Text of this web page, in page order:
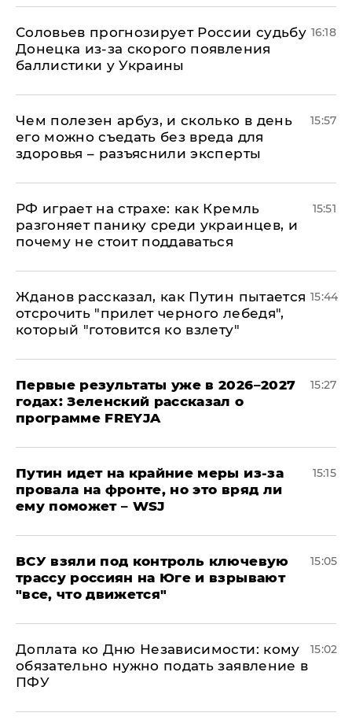
Соловьев прогнозирует России судьбу
Донецка из-за скорого появления
баллистики у Украины
16:18
Чем полезен арбуз, и сколько в день
его можно съедать без вреда для
здоровья – разъяснили эксперты
15:57
РФ играет на страхе: как Кремль
разгоняет панику среди украинцев, и
почему не стоит поддаваться
15:51
Жданов рассказал, как Путин пытается
отсрочить "прилет черного лебедя",
который "готовится ко взлету"
15:44
Первые результаты уже в 2026–2027
годах: Зеленский рассказал о
программе FREYJA
15:27
Путин идет на крайние меры из-за
провала на фронте, но это вряд ли
ему поможет – WSJ
15:15
ВСУ взяли под контроль ключевую
трассу россиян на Юге и взрывают
"все, что движется"
15:05
Доплата ко Дню Независимости: кому
обязательно нужно подать заявление в
ПФУ
15:02